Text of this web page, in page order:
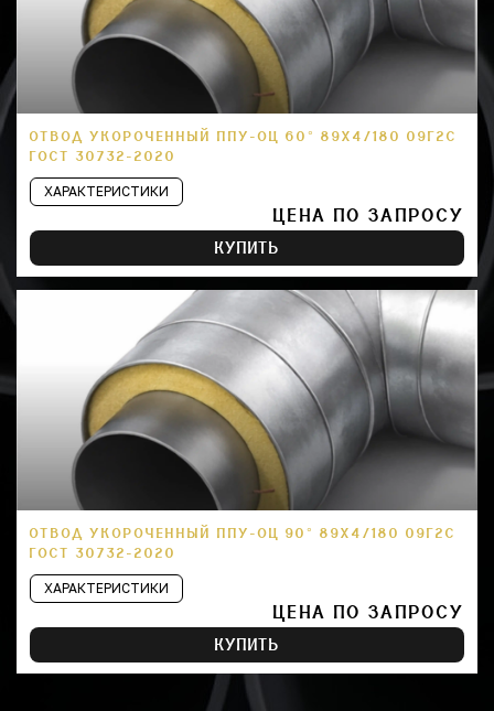
ОТВОД УКОРОЧЕННЫЙ ППУ-ОЦ 60° 89Х4/180 09Г2С
ГОСТ 30732-2020
ХАРАКТЕРИСТИКИ
ЦЕНА ПО ЗАПРОСУ
КУПИТЬ
ОТВОД УКОРОЧЕННЫЙ ППУ-ОЦ 90° 89Х4/180 09Г2С
ГОСТ 30732-2020
ХАРАКТЕРИСТИКИ
ЦЕНА ПО ЗАПРОСУ
КУПИТЬ